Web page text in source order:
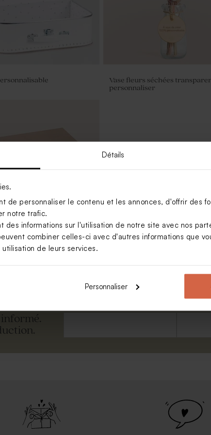
Détails
de personnaliser le contenu et les annonces, d'offrir des
notre trafic.
des informations sur l'utilisation de notre site avec nos
combiner celles-ci avec d'autres informations que
de leurs services.
Personnaliser
Vase fleurs séchées
personnaliser